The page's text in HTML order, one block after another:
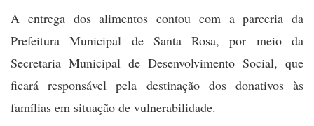
A entrega dos alimentos contou com a parceria da
Prefeitura Municipal de Santa Rosa, por meio da
Secretaria Municipal de Desenvolvimento Social, que
ficará responsável pela destinação dos donativos às
famílias em situação de vulnerabilidade.